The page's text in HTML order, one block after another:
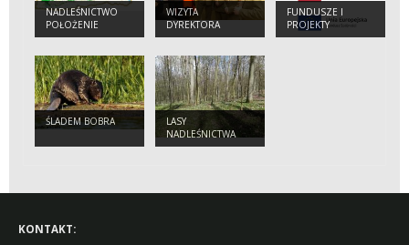
NADLEŚNICTWO
POŁOŻENIE
WIZYTA
DYREKTORA
GENERALNEGO.
FUNDUSZE I
PROJEKTY
ŚLADEM BOBRA
LASY
NADLEŚNICTWA
KACZORY
KONTAKT: